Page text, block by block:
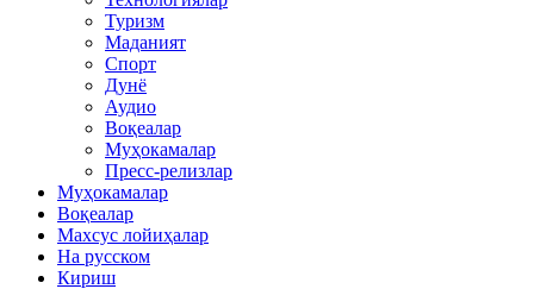
Туризм
Маданият
Спорт
Дунё
Аудио
Воқеалар
Муҳокамалар
Пресс-релизлар
Муҳокамалар
Воқеалар
Махсус лойиҳалар
На русском
Кириш